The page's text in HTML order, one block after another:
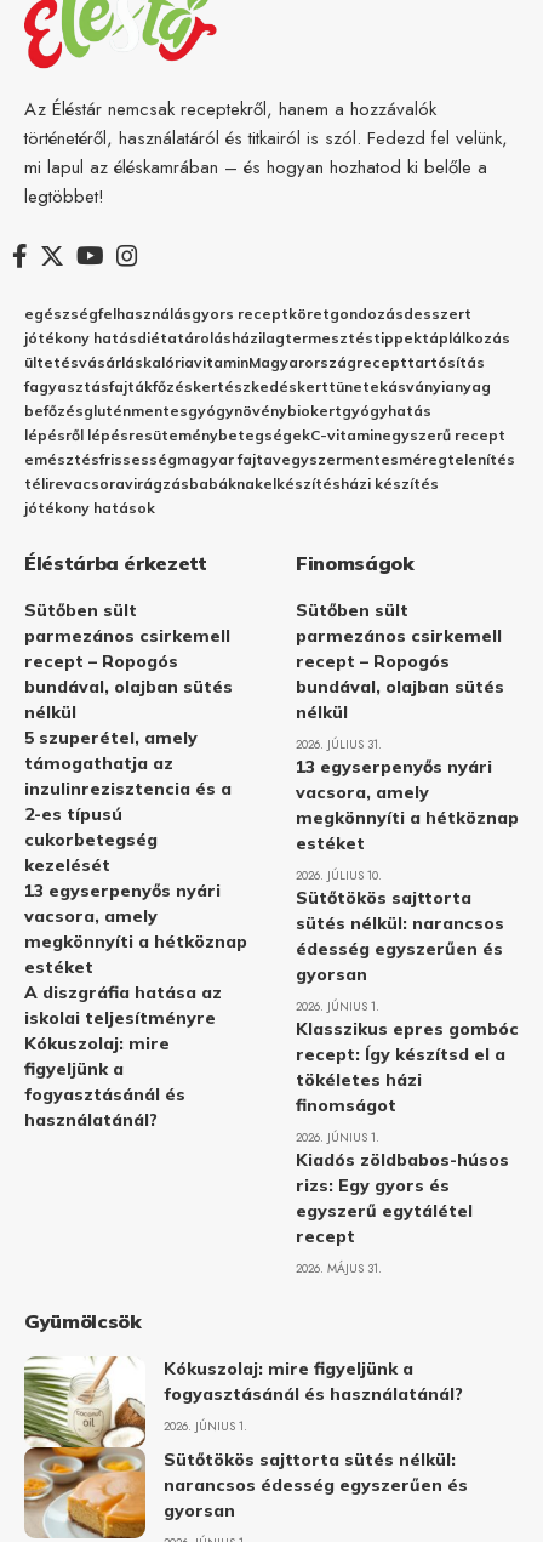
Az Éléstár nemcsak receptekről, hanem a hozzávalók
történetéről, használatáról és titkairól is szól. Fedezd fel velünk,
mi lapul az éléskamrában – és hogyan hozhatod ki belőle a
legtöbbet!
egészségfelhasználásgyors receptköretgondozásdesszert
jótékony hatásdiétatárolásházilagtermesztéstippektáplálkozás
ültetésvásárláskalóriavitaminMagyarországrecepttartósítás
fagyasztásfajtákfőzéskertészkedéskerttünetekásványianyag
befőzésgluténmentesgyógynövénybiokertgyógyhatás
lépésről lépésresüteménybetegségekC-vitaminegyszerű recept
emésztésfrissességmagyar fajtavegyszermentesméregtelenítés
télirevacsoravirágzásbabáknakelkészítésházi készítés
jótékony hatások
Éléstárba érkezett
Sütőben sült
parmezános csirkemell
recept – Ropogós
bundával, olajban sütés
nélkül
5 szuperétel, amely
támogathatja az
inzulinrezisztencia és a
2-es típusú
cukorbetegség
kezelését
13 egyserpenyős nyári
vacsora, amely
megkönnyíti a hétköznap
estéket
A diszgráfia hatása az
iskolai teljesítményre
Kókuszolaj: mire
figyeljünk a
fogyasztásánál és
használatánál?
Finomságok
Sütőben sült
parmezános csirkemell
recept – Ropogós
bundával, olajban sütés
nélkül
2026. JÚLIUS 31.
13 egyserpenyős nyári
vacsora, amely
megkönnyíti a hétköznap
estéket
2026. JÚLIUS 10.
Sütőtökös sajttorta
sütés nélkül: narancsos
édesség egyszerűen és
gyorsan
2026. JÚNIUS 1.
Klasszikus epres gombóc
recept: Így készítsd el a
tökéletes házi
finomságot
2026. JÚNIUS 1.
Kiadós zöldbabos-húsos
rizs: Egy gyors és
egyszerű egytálétel
recept
2026. MÁJUS 31.
Gyümölcsök
Kókuszolaj: mire figyeljünk a
fogyasztásánál és használatánál?
2026. JÚNIUS 1.
Sütőtökös sajttorta sütés nélkül:
narancsos édesség egyszerűen és
gyorsan